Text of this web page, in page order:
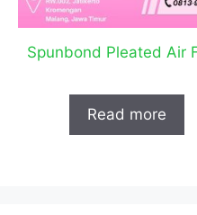
Spunbond Pleated Air
Read more